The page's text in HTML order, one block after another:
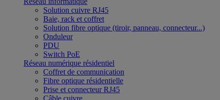
Solution cuivre RJ45
Baie, rack et coffret
Solution fibre optique (tiroir, panneau, connecteur...)
Onduleur
PDU
Switch PoE
Réseau numérique résidentiel
Coffret de communication
Fibre optique résidentielle
Prise et connecteur RJ45
Câble cuivre